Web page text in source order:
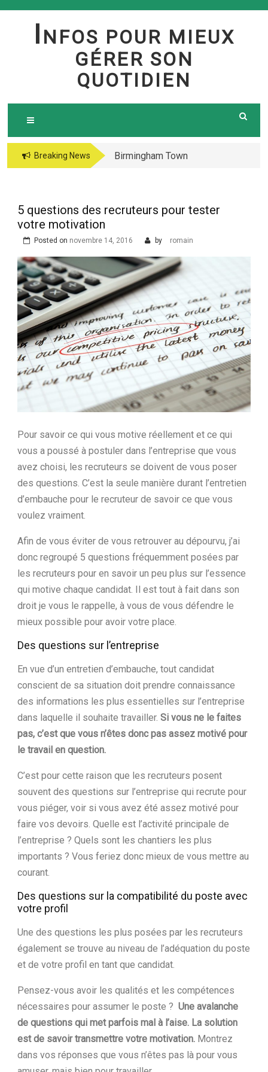
Skip
I NFOS POUR MIEUX
GÉRER SON
QUOTIDIEN
Breaking News
Birmingham Town
The jetsetter casino
lord of your sea pokie
Harbors Mercantile
Office Solutions Pvt
Ltd.
5 questions des recruteurs pour tester
votre motivation
Posted on novembre 14, 2016 by romain
Pour savoir ce qui vous motive réellement et ce qui
vous a poussé à postuler dans l’entreprise que vous
avez choisi, les recruteurs se doivent de vous poser
des questions. C’est la seule manière durant l’entretien
d’embauche pour le recruteur de savoir ce que vous
voulez vraiment.
Afin de vous éviter de vous retrouver au dépourvu, j’ai
donc regroupé 5 questions fréquemment posées par
les recruteurs pour en savoir un peu plus sur l’essence
qui motive chaque candidat. Il est tout à fait dans son
droit je vous le rappelle, à vous de vous défendre le
mieux possible pour avoir votre place.
Des questions sur l’entreprise
En vue d’un entretien d’embauche, tout candidat
conscient de sa situation doit prendre connaissance
des informations les plus essentielles sur l’entreprise
dans laquelle il souhaite travailler. Si vous ne le faites
pas, c’est que vous n’êtes donc pas assez motivé pour
le travail en question.
C’est pour cette raison que les recruteurs posent
souvent des questions sur l’entreprise qui recrute pour
vous piéger, voir si vous avez été assez motivé pour
faire vos devoirs. Quelle est l’activité principale de
l’entreprise ? Quels sont les chantiers les plus
importants ? Vous feriez donc mieux de vous mettre au
courant.
Des questions sur la compatibilité du poste avec
votre profil
Une des questions les plus posées par les recruteurs
également se trouve au niveau de l’adéquation du poste
et de votre profil en tant que candidat.
Pensez-vous avoir les qualités et les compétences
nécessaires pour assumer le poste ? Une avalanche
de questions qui met parfois mal à l’aise. La solution
est de savoir transmettre votre motivation. Montrez
dans vos réponses que vous n’êtes pas là pour vous